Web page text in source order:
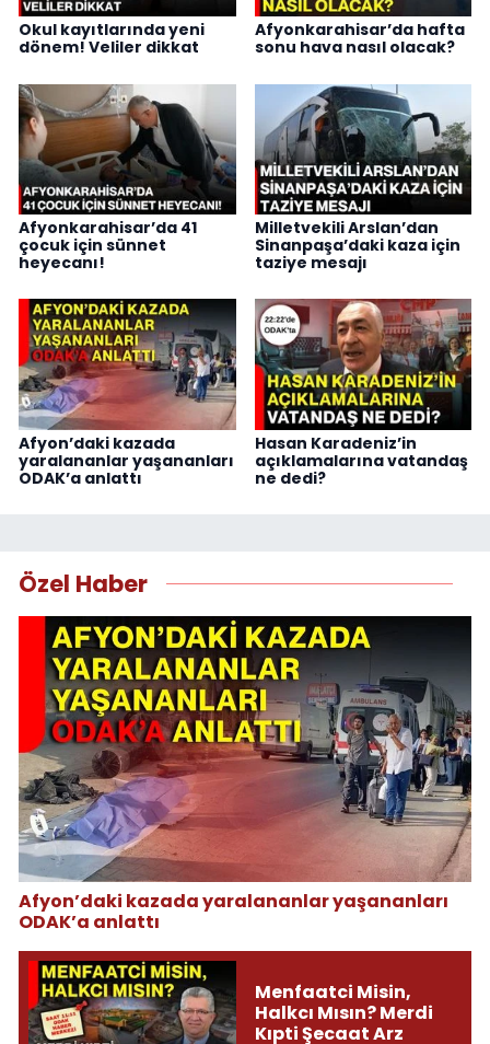
Okul kayıtlarında yeni
dönem! Veliler dikkat
Afyonkarahisar’da hafta
sonu hava nasıl olacak?
Afyonkarahisar’da 41
çocuk için sünnet
heyecanı!
Milletvekili Arslan’dan
Sinanpaşa’daki kaza için
taziye mesajı
Afyon’daki kazada
yaralananlar yaşananları
ODAK’a anlattı
Hasan Karadeniz’in
açıklamalarına vatandaş
ne dedi?
Özel Haber
Afyon’daki kazada yaralananlar yaşananları
ODAK’a anlattı
Menfaatci Misin,
Halkcı Mısın? Merdi
Kıpti Şecaat Arz